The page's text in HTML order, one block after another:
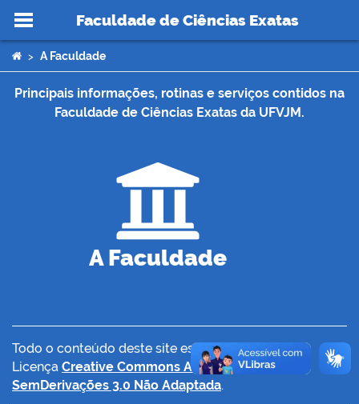
Ir para o conteúdo
Faculdade de Ciências Exatas
Você está aqui:
> A Faculdade
Principais informações, rotinas e serviços contidos na
Faculdade de Ciências Exatas da UFVJM.
A Faculdade
Todo o conteúdo deste site está publicado sob a
Licença Creative Commons Atribuição-
SemDerivações 3.0 Não Adaptada.